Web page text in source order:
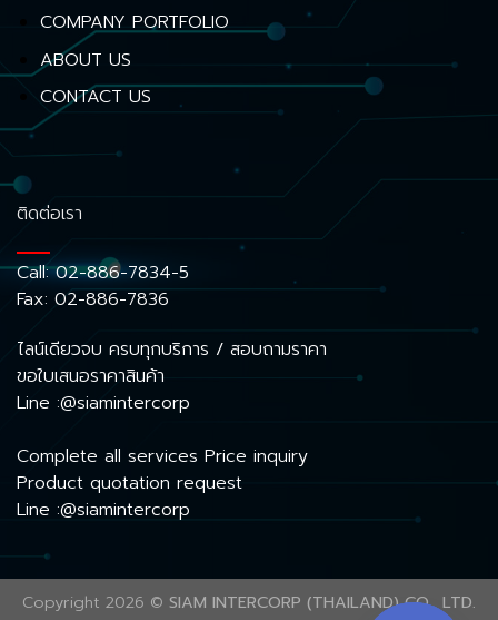
COMPANY PORTFOLIO
ABOUT US
CONTACT US
ติดต่อเรา
Call:02-886-7834-5
Fax: 02-886-7836
ไลน์เดียวจบ ครบทุกบริการ / สอบถามราคา
ขอใบเสนอราคาสินค้า
Line :@siamintercorp
Complete all services Price inquiry
Product quotation request
Line :@siamintercorp
Copyright 2026 © SIAM INTERCORP (THAILAND) CO., LTD.